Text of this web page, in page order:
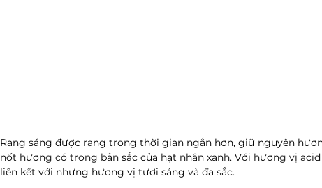
Rang sáng được rang trong thời gian ngắn hơn, giữ nguyên
nốt hương có trong bản sắc của hạt nhân xanh. Với hương vị
liên kết với nhưng hương vị tươi sáng và đa sắc.